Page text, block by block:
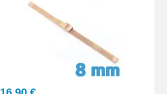
Ajouter au panier
Ajouter au panier